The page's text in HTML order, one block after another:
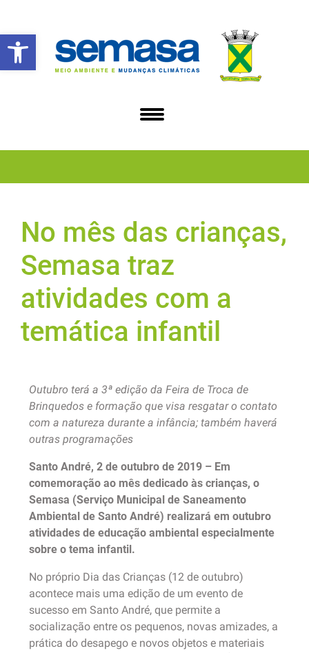
Abrir a barra de ferramentas
No mês das crianças,
Semasa traz
atividades com a
temática infantil
Outubro terá a 3ª edição da Feira de Troca de
Brinquedos e formação que visa resgatar o contato
com a natureza durante a infância; também haverá
outras programações
Santo André, 2 de outubro de 2019 – Em
comemoração ao mês dedicado às crianças, o
Semasa (Serviço Municipal de Saneamento
Ambiental de Santo André) realizará em outubro
atividades de educação ambiental especialmente
sobre o tema infantil.
No próprio Dia das Crianças (12 de outubro)
acontece mais uma edição de um evento de
sucesso em Santo André, que permite a
socialização entre os pequenos, novas amizades, a
prática do desapego e novos objetos e materiais